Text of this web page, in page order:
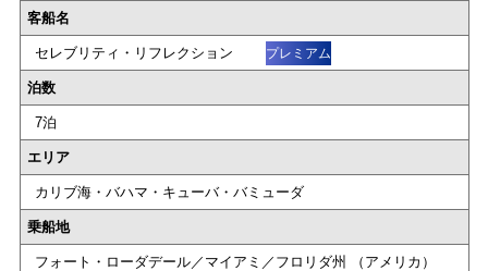
客船名
セレブリティ・リフレクション プレミアム
泊数
7泊
エリア
カリブ海・バハマ・キューバ・バミューダ
乗船地
フォート・ローダデール／マイアミ／フロリダ州 （アメリカ）